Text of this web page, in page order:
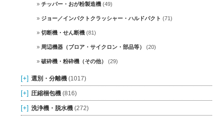
チッパー・おが粉製造機 (49)
ジョー／インパクトクラッシャー・ハルドパクト (71)
切断機・せん断機 (81)
周辺機器（ブロア・サイクロン・部品等） (20)
破砕機・粉砕機（その他） (29)
[+] 選別・分離機 (1017)
[+] 圧縮梱包機 (816)
[+] 洗浄機・脱水機 (272)